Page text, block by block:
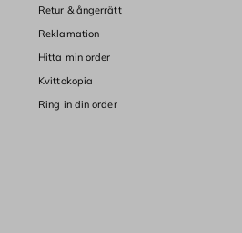
Retur & ångerrätt
Reklamation
Hitta min order
Kvittokopia
Ring in din order